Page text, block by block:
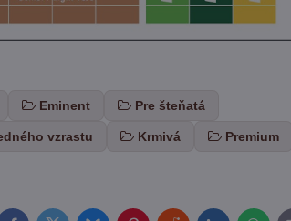
Eminent Pre šteňatá
vzrastu Krmivá Premium